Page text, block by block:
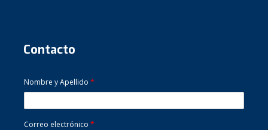
Contacto
Nombre y Apellido *
Correo electrónico *